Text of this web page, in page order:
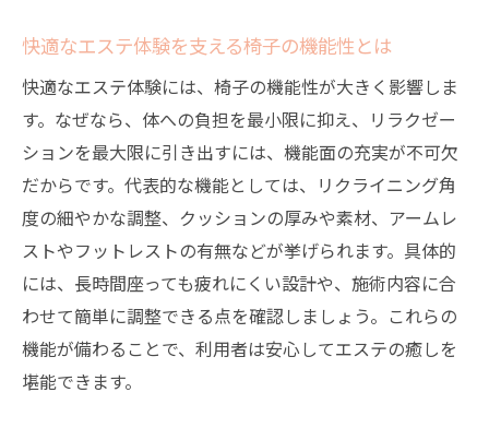
快適なエステ体験を支える椅子の機能性とは
快適なエステ体験には、椅子の機能性が大きく影響しま
す。なぜなら、体への負担を最小限に抑え、リラクゼー
ションを最大限に引き出すには、機能面の充実が不可欠
だからです。代表的な機能としては、リクライニング角
度の細やかな調整、クッションの厚みや素材、アームレ
ストやフットレストの有無などが挙げられます。具体的
には、長時間座っても疲れにくい設計や、施術内容に合
わせて簡単に調整できる点を確認しましょう。これらの
機能が備わることで、利用者は安心してエステの癒しを
堪能できます。